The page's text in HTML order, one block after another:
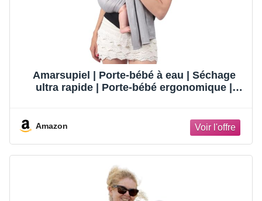
Amarsupiel | Porte-bébé à eau | Séchage
ultra rapide | Porte-bébé ergonomique |
Amazon